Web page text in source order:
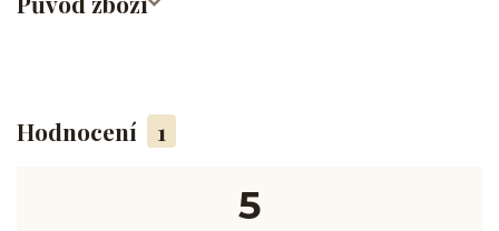
Hodnocení 1
5